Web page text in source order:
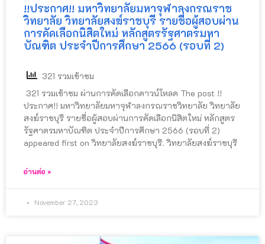
!!ประกาศ!! มหาวิทยาลัยมหาจุฬาลงกรณราช
วิทยาลัย วิทยาลัยสงฆ์ราชบุรี รายชื่อผู้สอบผ่าน
การคัดเลือกนิสิตใหม่ หลักสูตรรัฐศาตรมหา
บัณฑิต ประจำปีการศึกษา 2566 (รอบที่ 2)
321 รวมเข้าชม
321 รวมเข้าชม ผ่านการคัดเลือกดาวน์โหลด The post !!
ประกาศ!! มหาวิทยาลัยมหาจุฬาลงกรณราชวิทยาลัย วิทยาลัย
สงฆ์ราชบุรี รายชื่อผู้สอบผ่านการคัดเลือกนิสิตใหม่ หลักสูตร
รัฐศาตรมหาบัณฑิต ประจำปีการศึกษา 2566 (รอบที่ 2)
appeared first on วิทยาลัยสงฆ์ราชบุรี. วิทยาลัยสงฆ์ราชบุรี
อ่านต่อ »
November 27, 2023